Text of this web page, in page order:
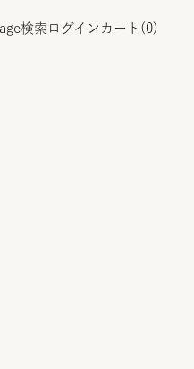
検索 ログイン カート( 0)